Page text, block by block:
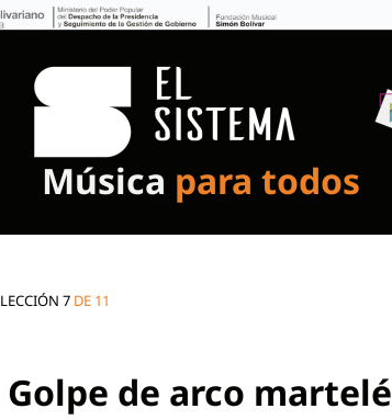
Música para todos
LECCIÓN 7 DE 11
Golpe de arco martelé